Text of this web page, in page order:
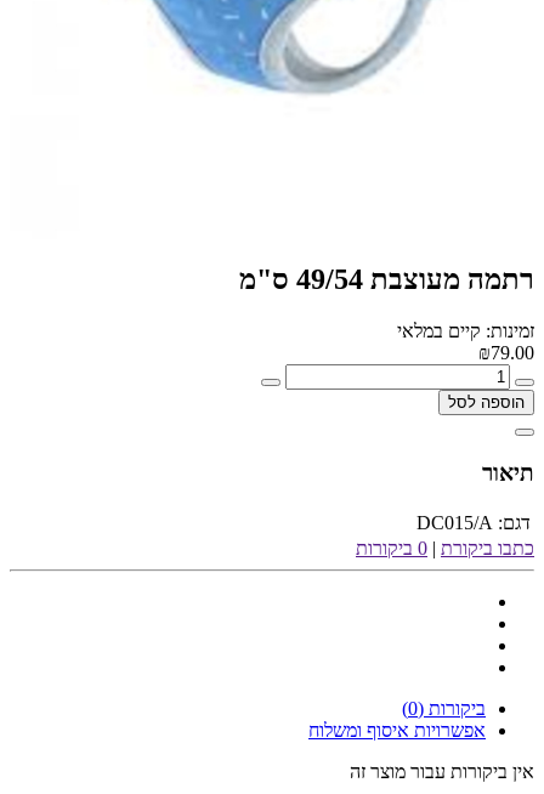
רתמה מעוצבת 49/54 ס"מ
זמינות: קיים במלאי
₪79.00
הוספה לסל
תיאור
דגם: DC015/A
כתבו ביקורת | 0 ביקורות
ביקורות (0)
אפשרויות איסוף ומשלוח
אין ביקורות עבור מוצר זה